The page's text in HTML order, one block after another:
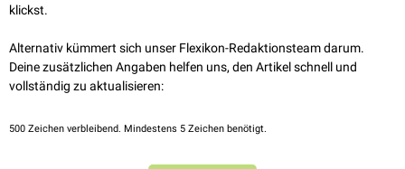
klickst.
Alternativ kümmert sich unser Flexikon-Redaktionsteam darum.
Deine zusätzlichen Angaben helfen uns, den Artikel schnell und
vollständig zu aktualisieren:
500 Zeichen verbleibend. Mindestens 5 Zeichen benötigt.